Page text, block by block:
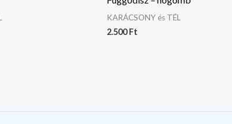
KARÁCSONY és TÉL
2.500Ft